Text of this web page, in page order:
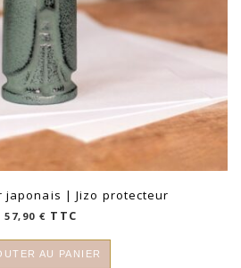
japonais | Jizo protecteur
57,90€ TTC
AU PANIER